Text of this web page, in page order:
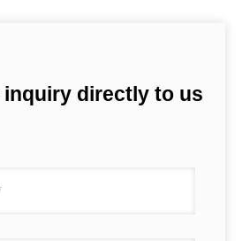
inquiry directly to us